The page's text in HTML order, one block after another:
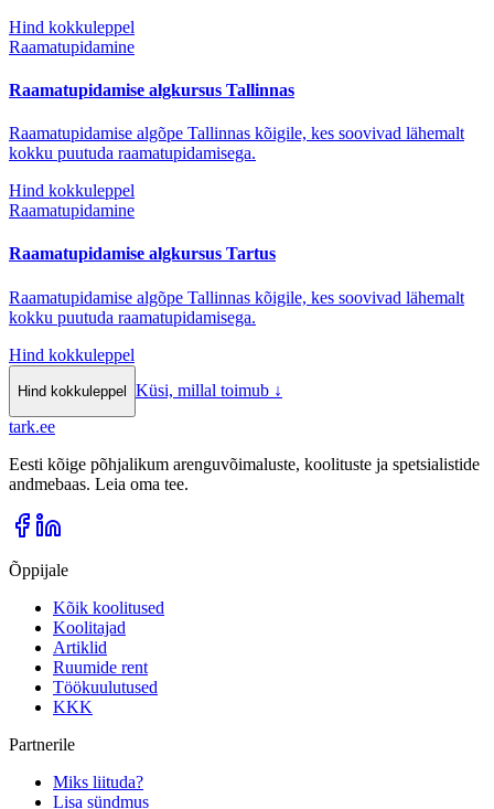
Hind kokkuleppel
Raamatupidamine
Raamatupidamise algkursus Tallinnas
Raamatupidamise algõpe Tallinnas kõigile, kes soovivad lähemalt
kokku puutuda raamatupidamisega.
Hind kokkuleppel
Raamatupidamine
Raamatupidamise algkursus Tartus
Raamatupidamise algõpe Tallinnas kõigile, kes soovivad lähemalt
kokku puutuda raamatupidamisega.
Hind kokkuleppel
Hind kokkuleppel Küsi, millal toimub ↓
tark.ee
Eesti kõige põhjalikum arenguvõimaluste, koolituste ja spetsialistide
andmebaas. Leia oma tee.
Õppijale
Kõik koolitused
Koolitajad
Artiklid
Ruumide rent
Töökuulutused
KKK
Partnerile
Miks liituda?
Lisa sündmus